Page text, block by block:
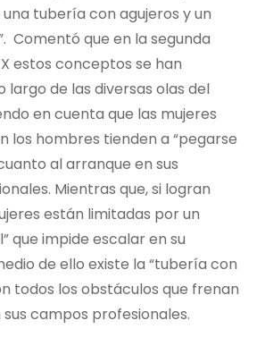
una tubería con agujeros y un
Comentó que en la segunda
estos conceptos se han
largo de las diversas olas del
en cuenta que las mujeres
los hombres tienden a “pegarse
al arranque en sus
Mientras que, si logran
están limitadas por un
que impide escalar en su
de ello existe la “tubería con
todos los obstáculos que frenan
campos profesionales.